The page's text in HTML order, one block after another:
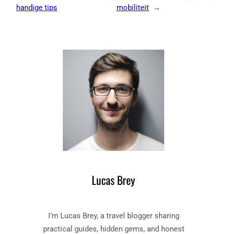
handige tips
mobiliteit
→
Lucas Brey
I’m Lucas Brey, a travel blogger sharing
practical guides, hidden gems, and honest